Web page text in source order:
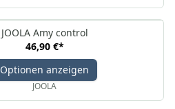
JOOLA Amy control
46,90 €*
Optionen anzeigen
JOOLA